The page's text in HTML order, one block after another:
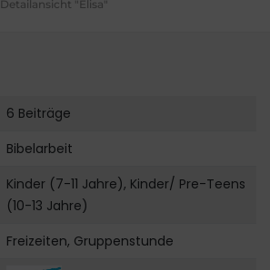
Detailansicht "Elisa"
6 Beiträge
Bibelarbeit
Kinder (7-11 Jahre), Kinder/ Pre-Teens
(10-13 Jahre)
Freizeiten, Gruppenstunde